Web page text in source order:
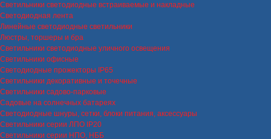
Светильники светодиодные встраиваемые и накладные
Светодиодная лента
Линейные светодиодные светильники
Люстры, торшеры и бра
Светильники светодиодные уличного освещения
Светильники офисные
Светодиодные прожекторы IP65
Светильники декоративные и точечные
Светильники садово-парковые
Садовые на солнечных батареях
Светодиодные шнуры, сетки, блоки питания, аксессуары
Светильники серии ЛПО IP20
Светильники серии НПО, НББ